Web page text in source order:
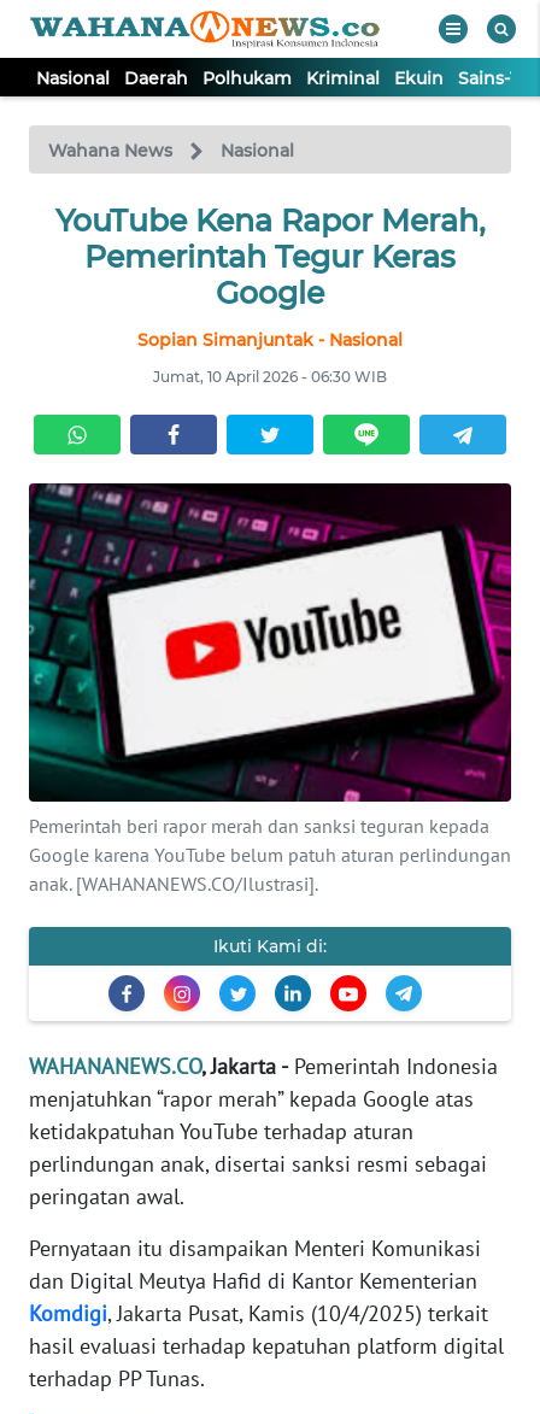
Nasional Daerah Polhukam Kriminal Ekuin Sains-
Wahana News Nasional
YouTube Kena Rapor Merah,
Pemerintah Tegur Keras
Google
Sopian Simanjuntak - Nasional
Jumat, 10 April 2026 - 06:30 WIB
Pemerintah beri rapor merah dan sanksi teguran kepada
Google karena YouTube belum patuh aturan perlindungan
anak. [WAHANANEWS.CO/Ilustrasi].
Ikuti Kami di:
WAHANANEWS.CO, Jakarta -Pemerintah Indonesia
menjatuhkan “rapor merah” kepada Google atas
ketidakpatuhan YouTube terhadap aturan
perlindungan anak, disertai sanksi resmi sebagai
peringatan awal.
Pernyataan itu disampaikan Menteri Komunikasi
dan Digital Meutya Hafid di Kantor Kementerian
Komdigi, Jakarta Pusat, Kamis (10/4/2025) terkait
hasil evaluasi terhadap kepatuhan platform digital
terhadap PP Tunas.
TV
Tutup
NASIONAL
KRIMINAL
EKUIN
SAINS-TEKNO
KESEHATAN
INTERNASIONAL
SERBA-SERBI
PENDIDIKAN
OLAHRAGA
EDITORIAL
Informasi
INDEKS
BERITA
KAMI
INFO
IKLAN